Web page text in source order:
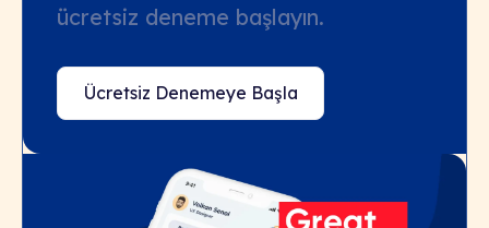
ücretsiz deneme başlayın.
Ücretsiz Denemeye Başla